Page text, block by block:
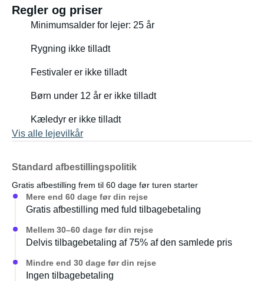
Regler og priser
Minimumsalder for lejer: 25 år
Rygning ikke tilladt
Festivaler er ikke tilladt
Børn under 12 år er ikke tilladt
Kæledyr er ikke tilladt
Vis alle lejevilkår
Standard afbestillingspolitik
Gratis afbestilling frem til 60 dage før turen starter
Mere end 60 dage før din rejse
Gratis afbestilling med fuld tilbagebetaling
Mellem 30–60 dage før din rejse
Delvis tilbagebetaling af 75% af den samlede pris
Mindre end 30 dage før din rejse
Ingen tilbagebetaling